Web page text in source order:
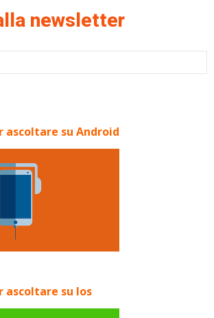
newsletter
ascoltare su Android
ascoltare su Ios